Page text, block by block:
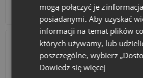
Akcesoria i dekoracje
mogą połączyć je z
posiadanymi. Aby uzyskać
informacji na temat plików
których używamy, lub
poszczególne, wybierz
Dowiedz się więcej